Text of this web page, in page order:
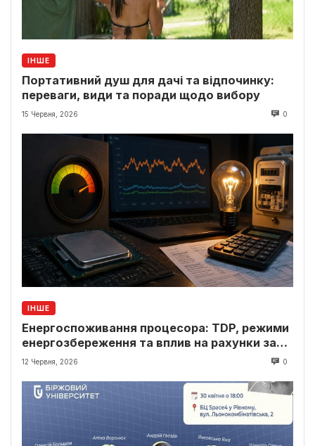
ІНШЕ
Портативний душ для дачі та відпочинку:
переваги, види та поради щодо вибору
15 Червня, 2026 0
ІНШЕ
Енергоспоживання процесора: TDP, режими
енергозбереження та вплив на рахунки за
світло
12 Червня, 2026 0